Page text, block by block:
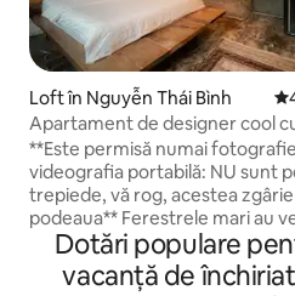
Loft în Nguyễn Thái Bình
Apartament de designer cool
retro uimitoare
**Este permisă numai
videografia portabilă: NU sunt
trepiede, vă rog, acestea zgârie
podeaua** Ferestrele mari au vedere
spre o stradă mărginită de
mărginită de copaci și de
colonială franceză, la doar
Dotări populare
vacanță de